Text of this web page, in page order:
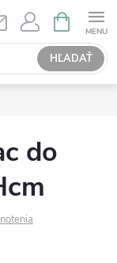
HĽADAŤ
KOŠÍK
do